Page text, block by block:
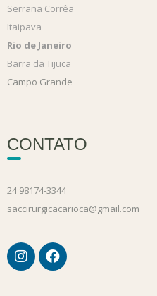
Serrana Corrêa
Itaipava
Rio de Janeiro
Barra da Tijuca
Campo Grande
CONTATO
24 98174-3344
saccirurgicacarioca@gmail.com